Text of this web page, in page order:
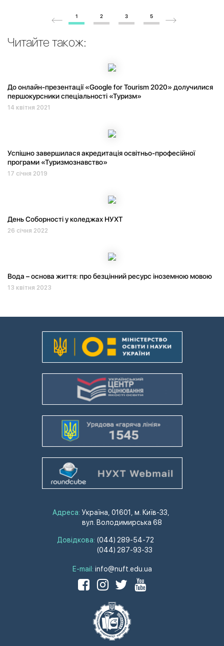
1 2 3 5
Читайте також:
До онлайн-презентації «Google for Tourism 2020» долучилися
першокурсники спеціальності «Туризм»
14 квітня 2021
Успішно завершилася акредитація освітньо-професійної
програми «Туризмознавство»
17 січня 2019
День Соборності у коледжах НУХТ
26 січня 2022
Вода – основа життя: про безцінний ресурс іноземною мовою
13 квітня 2023
Адреса: Україна, 01601, м. Київ-33,
вул. Володимирська 68
Довідкова: (044) 289-54-72
(044) 287-93-33
E-mail: info@nuft.edu.ua